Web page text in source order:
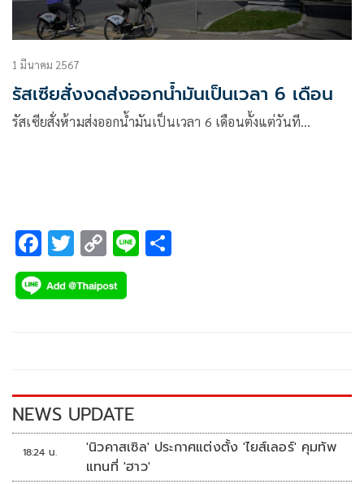
1 มีนาคม 2567
รัสเซียสั่งงดส่งออกน้ำมันเป็นเวลา 6 เดือน
รัสเซียสั่งห้ามส่งออกน้ำมันเป็นเวลา 6 เดือนตั้งแต่วันที…
F
ac
e
k
T
wi
tt
C
o
p
k
Li
NEWS UPDATE
18:24 น.
'นิวคาสเซิล' ประกาศแต่งตั้ง 'ไยส์เลอร์' คุมทัพ
แทนที่ 'ฮาว'